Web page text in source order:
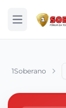
Abrir menu
1Soberano